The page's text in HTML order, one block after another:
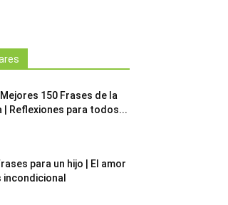
Mejores 150 Frases de la
| Reflexiones para todos...
para un hijo | El amor
incondicional